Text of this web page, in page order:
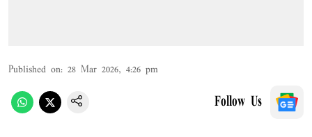
Published on: 28 Mar 2026, 4:26 pm
Follow Us